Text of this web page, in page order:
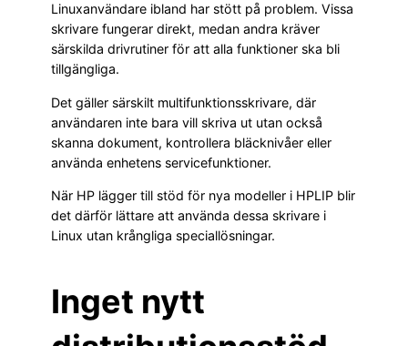
Linuxanvändare ibland har stött på problem. Vissa
skrivare fungerar direkt, medan andra kräver
särskilda drivrutiner för att alla funktioner ska bli
tillgängliga.
Det gäller särskilt multifunktionsskrivare, där
användaren inte bara vill skriva ut utan också
skanna dokument, kontrollera bläcknivåer eller
använda enhetens servicefunktioner.
När HP lägger till stöd för nya modeller i HPLIP blir
det därför lättare att använda dessa skrivare i
Linux utan krångliga speciallösningar.
Inget nytt